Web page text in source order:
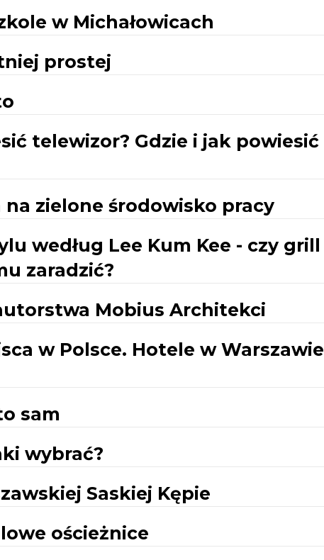
w Michałowicach
prostej
telewizor? Gdzie i jak powiesić
zielone środowisko pracy
według Lee Kum Kee - czy grill
zaradzić?
Mobius Architekci
w Polsce. Hotele w Warszawie
sam
wybrać?
Saskiej Kępie
ościeżnice